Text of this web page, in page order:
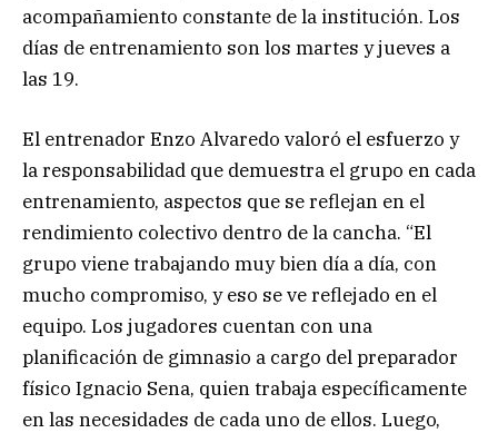
acompañamiento constante de la institución. Los
días de entrenamiento son los martes y jueves a
las 19.
El entrenador Enzo Alvaredo valoró el esfuerzo y
la responsabilidad que demuestra el grupo en cada
entrenamiento, aspectos que se reflejan en el
rendimiento colectivo dentro de la cancha. “El
grupo viene trabajando muy bien día a día, con
mucho compromiso, y eso se ve reflejado en el
equipo. Los jugadores cuentan con una
planificación de gimnasio a cargo del preparador
físico Ignacio Sena, quien trabaja específicamente
en las necesidades de cada uno de ellos. Luego,